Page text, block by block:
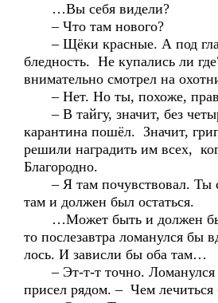
…Вы себя видели?
– Что там нового?
– Щёки красные. А под
бледность. Не купались ли
внимательно смотрел на
– Нет. Но ты, похоже,
– В тайгу, значит, без
карантина пошёл. Значит,
решили наградить им всех,
Благородно.
– Я там почувствовал. Ты
там и должен был остаться.
…Может быть и должен
то послезавтра ломанулся бы
лось. И зависли бы оба там…
– Эт-т-т точно. Ломанулся
присел рядом. – Чем лечиться